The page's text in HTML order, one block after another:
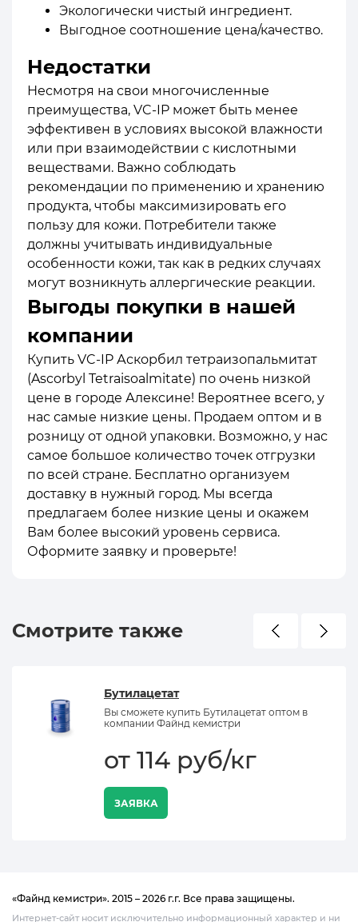
Экологически чистый ингредиент.
Выгодное соотношение цена/качество.
Недостатки
Несмотря на свои многочисленные
преимущества, VC-IP может быть менее
эффективен в условиях высокой влажности
или при взаимодействии с кислотными
веществами. Важно соблюдать
рекомендации по применению и хранению
продукта, чтобы максимизировать его
пользу для кожи. Потребители также
должны учитывать индивидуальные
особенности кожи, так как в редких случаях
могут возникнуть аллергические реакции.
Выгоды покупки в нашей
компании
Купить VC-IP Аскорбил тетраизопальмитат
(Ascorbyl Tetraisoalmitate) по очень низкой
цене в городе Алексине! Вероятнее всего, у
нас самые низкие цены. Продаем оптом и в
розницу от одной упаковки. Возможно, у нас
самое большое количество точек отгрузки
по всей стране. Бесплатно организуем
доставку в нужный город. Мы всегда
предлагаем более низкие цены и окажем
Вам более высокий уровень сервиса.
Оформите заявку и проверьте!
Смотрите также
Бутилацетат
Вы сможете купить Бутилацетат оптом в
компании Файнд кемистри
от 114 руб/кг
ЗАЯВКА
«Файнд кемистри». 2015 – 2026 г.г. Все права защищены.
Интернет-сайт носит исключительно информационный характер и ни